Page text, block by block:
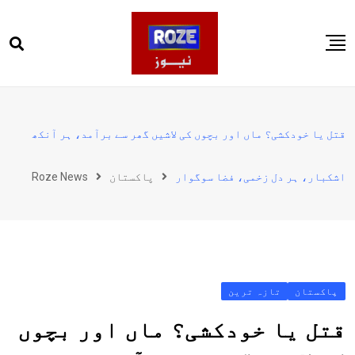
to
پاکستان
کھیل
قتل یا خودکشی؟ ماں اور بچوں کی لاشیں گھر سے برآمد، ہر آنکھ
اشکبار، ہر دل زخمی، فضا سوگوار پاکستان Roze News
پاکستان تازہ ترین
قتل یا خودکشی؟ ماں اور بچوں